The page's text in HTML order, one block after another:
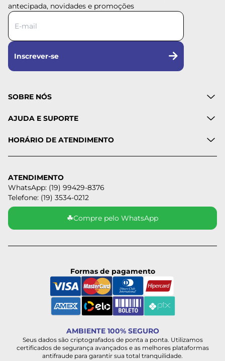
antecipada, novidades e promoções
Inscrever-se
SOBRE NÓS
AJUDA E SUPORTE
HORÁRIO DE ATENDIMENTO
ATENDIMENTO
WhatsApp: (19) 99429-8376
Telefone: (19) 3534-0212
☘Compre pelo WhatsApp
Formas de pagamento
AMBIENTE 100% SEGURO
Seus dados são criptografados de ponta a ponta. Utilizamos
certificados de segurança avançados e as melhores plataformas
antifraude para garantir sua total tranquilidade.